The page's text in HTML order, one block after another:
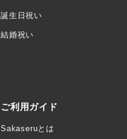
誕生日祝い
結婚祝い
ご利用ガイド
Sakaseruとは